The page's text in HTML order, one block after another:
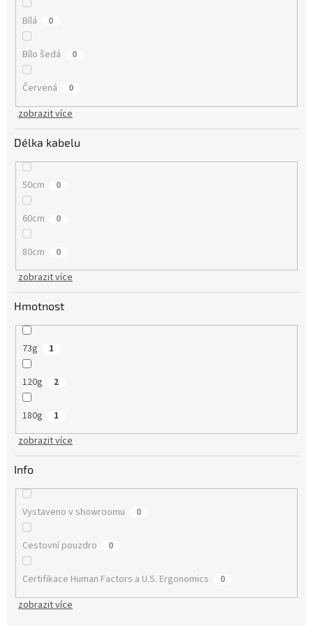
Bílá 0
Bílo šedá 0
Červená 0
zobrazit více
Délka kabelu
50cm 0
60cm 0
80cm 0
zobrazit více
Hmotnost
73g 1
120g 2
180g 1
zobrazit více
Info
Vystaveno v showroomu 0
Cestovní pouzdro 0
Certifikace Human Factors a U.S. Ergonomics 0
zobrazit více